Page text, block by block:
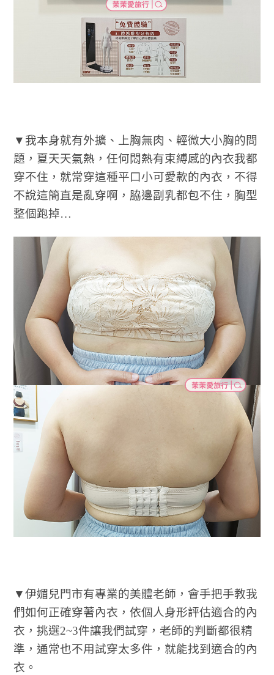
▼我本身就有外擴、上胸無肉、輕微大小胸的問
題，夏天天氣熱，任何悶熱有束縛感的內衣我都
穿不住，就常穿這種平口小可愛款的內衣，不得
不說這簡直是亂穿啊，脇邊副乳都包不住，胸型
整個跑掉…
▼伊媚兒門市有專業的美體老師，會手把手教我
們如何正確穿著內衣，依個人身形評估適合的內
衣，挑選2~3件讓我們試穿，老師的判斷都很精
準，通常也不用試穿太多件，就能找到適合的內
衣。